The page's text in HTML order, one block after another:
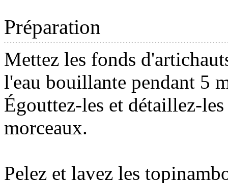
Préparation
Mettez les fonds
l'eau bouillante pendant 5
Égouttez-les et détaillez-les
morceaux.
Pelez et lavez les